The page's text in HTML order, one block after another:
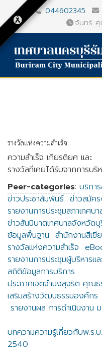
044602345
จันทร์-ศุ
รางวัลแห่งความสำเร็จ
ความสำเร็จ เกียรติยศ และ
รางวัลที่เคยได้รับจากการบริ
Peer-categories: บริกา
ข่าวประชาสัมพันธ์ ข่าวสมัค
รายงานการประชุมสภาเทศบา
ข่าวสันนิบาตเทศบาลจังหวัด
ข้อมูลพื้นฐาน สำนักงานสีเ
รางวัลแห่งความสำเร็จ
รายงานการประชุมผู้บริหารแ
สถิติข้อมูลการบริการ
ประกาศเจตจำนงสุจริต คุณธ
เสริมสร้างวัฒนธรรมองค์กร
รายงานผล การดำเนินงาน
บทความความรู้เกี่ยวกับพ.ร.
2540